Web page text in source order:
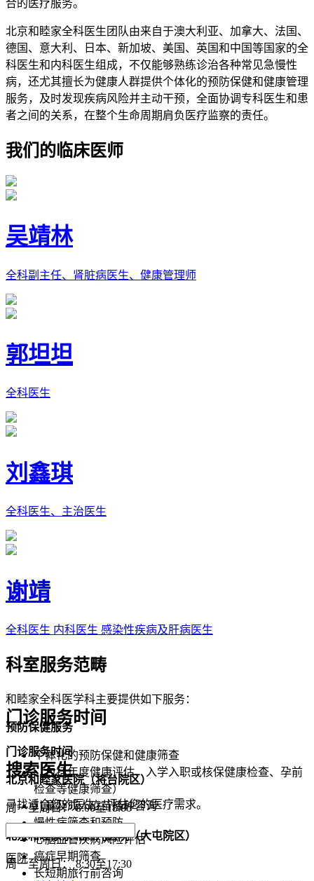
合的医疗服务。
北京和睦家全科医生团队由来自于澳大利亚、加拿大、法国、
德国、意大利、日本、新加坡、美国、英国和中国等国家的全
科医生和内科医生组成，不仅能够熟练诊治各种常见急慢性
病，还尤其擅长为健康人群提供个体化的预防保健和健康管理
服务，及时发现疾病风险并主动干预，全面协调专科医生和患
者之间的关系，在整个生命周期肩负医疗监察的责任。
我们的临床医师
吴靖林
全科副主任、肾脏病医生、健康管理师
郭坦坦
全科医生
刘鑫琪
全科医生、主治医生
谢靖
全科医生 内科医生 感染性疾病及肝病医生
科室服务范畴
和睦家全科医学科主要提供如下服务：
预防保健服务
个体化的预防保健和健康筛查
（包括年度健康评估、入学入职或核保健康检查、孕前
检查等健康筛查）
儿童及成人疫苗接种咨询
慢性病筛查和预防
心脑血管疾病风险评估
癌症早期筛查
长短期旅行前咨询
门诊服务时间
门诊服务时间
北京和睦家医院（将台院区）
周一至周日： 8:00至18:00
北京和睦家京北妇儿医院（大屯院区）
周一至周日： 8:30至17:30
搜索医生
寻找适合您的医生，评估您的医疗需求。
医院